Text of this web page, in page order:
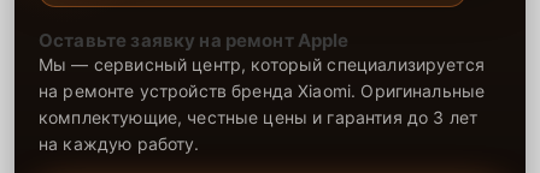
Оставьте заявку на ремонт Apple
Мы — сервисный центр, который специализируется
на ремонте устройств бренда Xiaomi. Оригинальные
комплектующие, честные цены и гарантия до 3 лет
на каждую работу.